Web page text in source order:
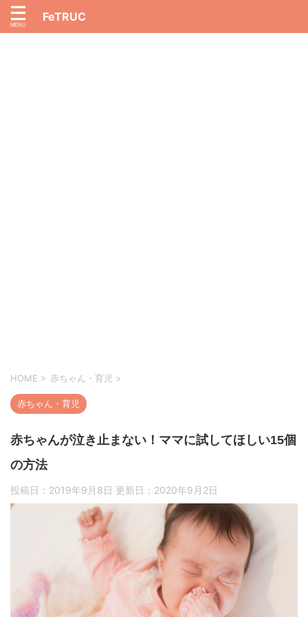
FeTRUC
HOME > 赤ちゃん・育児 >
赤ちゃん・育児
赤ちゃんが泣き止まない！ママに試してほしい15個
の方法
投稿日：2019年9月8日 更新日： 2020年9月2日